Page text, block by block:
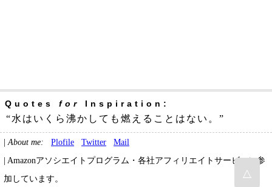
Quotes for Inspiration:
“水はいくら沸かしても燃えることはない。”
| About me: Plofile Twitter
Mail
| Amazonアソシエイトプログラム・各社アフィリエイトサービスに参
加しています。
△